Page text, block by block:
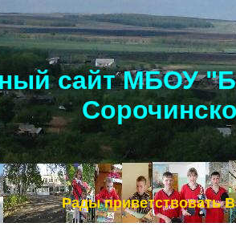
сайт МБОУ
Рады приветствовать Вас, на